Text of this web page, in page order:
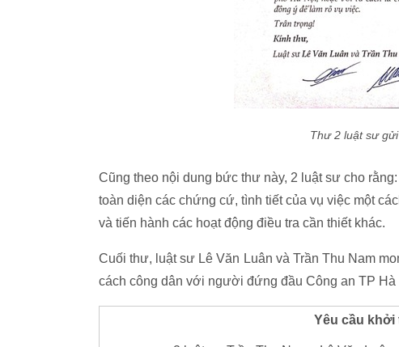
Thư 2 luật sư
Cũng theo nội dung bức thư này, 2 luật sư cho
toàn diện các chứng cứ, tình tiết của vụ việc một
và tiến hành các hoạt động điều tra cần thiết khác.
Cuối thư, luật sư Lê Văn Luân và Trần Thu Nam
cách công dân với người đứng đầu Công an TP
Yêu cầu